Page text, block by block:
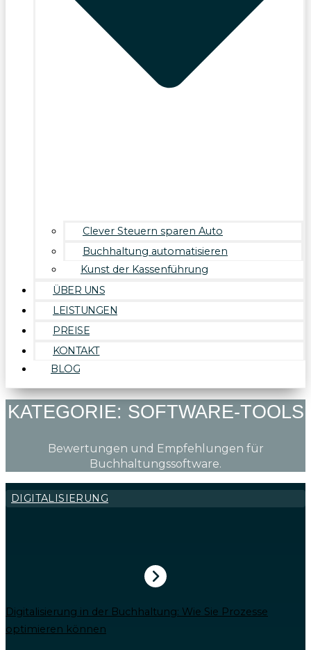
Clever Steuern sparen Auto
Buchhaltung automatisieren
Kunst der Kassenführung
ÜBER UNS
LEISTUNGEN
PREISE
KONTAKT
BLOG
KATEGORIE: SOFTWARE-TOOLS
Bewertungen und Empfehlungen für
Buchhaltungssoftware.
DIGITALISIERUNG
Digitalisierung in der Buchhaltung: Wie Sie Prozesse
optimieren können